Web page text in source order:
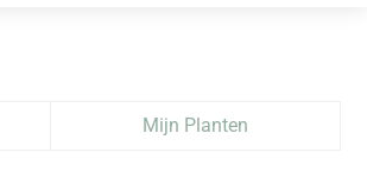
Mijn Planten